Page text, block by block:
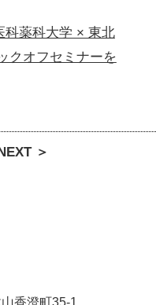
科薬科大学 × 東北
クオフセミナーを
＞
香澄町35-1